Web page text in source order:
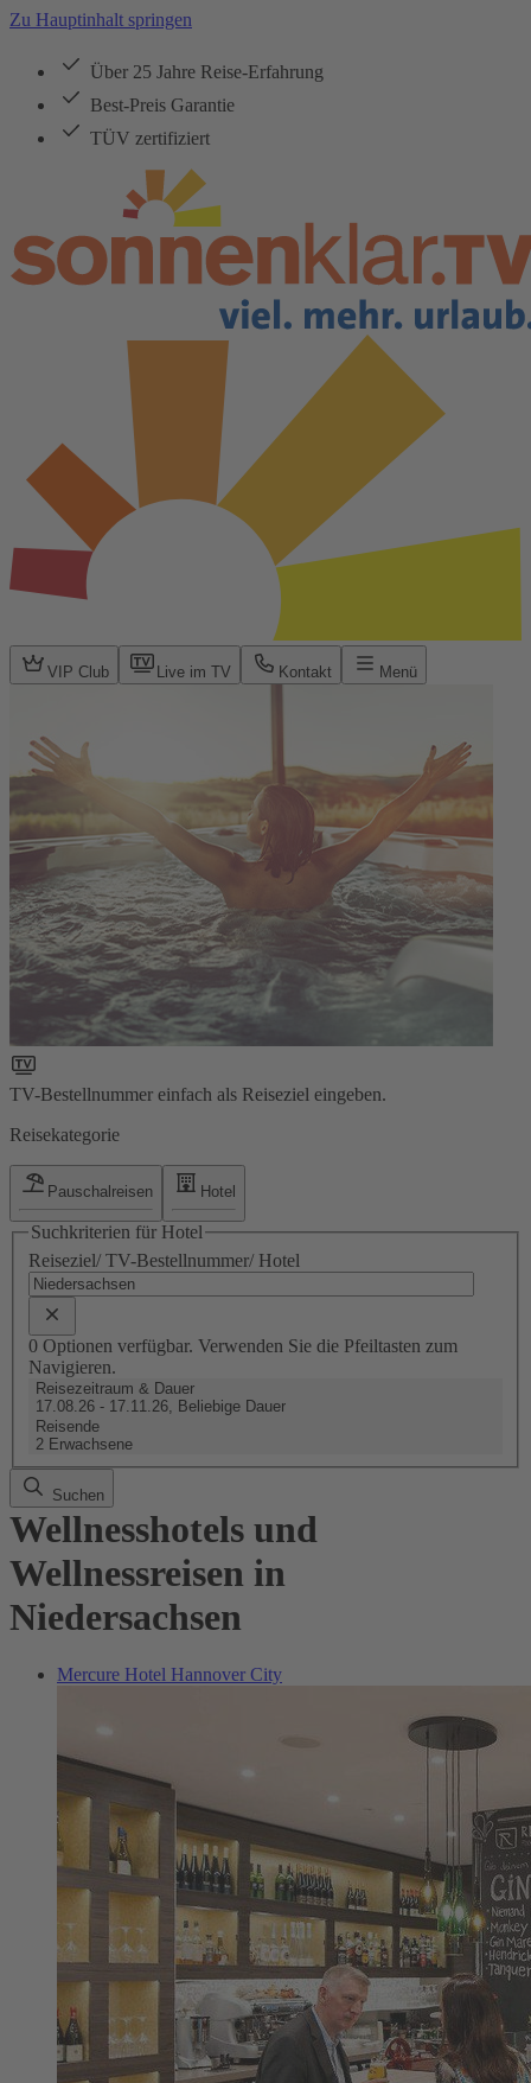
Zu Hauptinhalt springen
Über 25 Jahre Reise-Erfahrung
Best-Preis Garantie
TÜV zertifiziert
VIP Club Live im TV Kontakt Menü
TV-Bestellnummer einfach als Reiseziel eingeben.
Reisekategorie
Pauschalreisen Hotel
Suchkriterien für Hotel
Reiseziel/ TV-Bestellnummer/ Hotel
0 Optionen verfügbar. Verwenden Sie die Pfeiltasten zum
Navigieren.
Reisezeitraum & Dauer
17.08.26 - 17.11.26, Beliebige Dauer
Reisende
2 Erwachsene
Suchen
Wellnesshotels und
Wellnessreisen in
Niedersachsen
Mercure Hotel Hannover City